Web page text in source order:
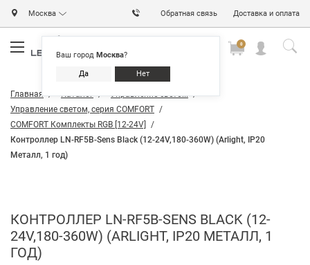
Москва
Ваш город Москва?
Да Нет
Обратная связь Доставка и оплата
0
Главная Каталог
Управление светом
Управление светом, серия COMFORT
COMFORT Комплекты RGB [12-24V]
Контроллер LN-RF5B-Sens Black (12-24V,180-360W) (Arlight, IP20
Металл, 1 год)
КОНТРОЛЛЕР LN-RF5B-SENS BLACK (12-
24V,180-360W) (ARLIGHT, IP20 МЕТАЛЛ, 1
ГОД)